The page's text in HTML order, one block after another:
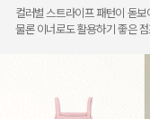
컬러별 스트라이프 패턴이 돋
물론 이너로도 활용하기 좋은